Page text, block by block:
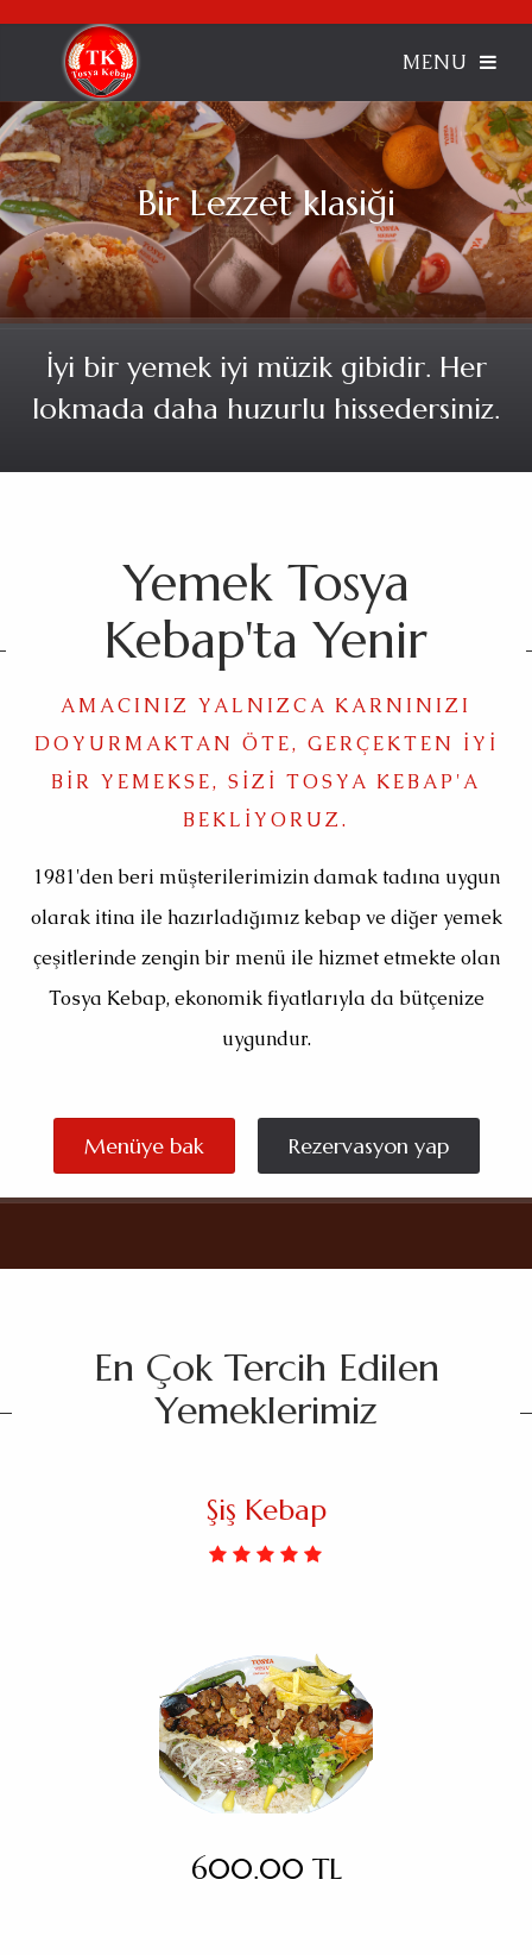
Bir Lezzet klasiği
İyi bir yemek iyi müzik gibidir. Her
lokmada daha huzurlu hissedersiniz.
Yemek Tosya
Kebap'ta Yenir
AMACINIZ YALNIZCA KARNINIZI
DOYURMAKTAN ÖTE, GERÇEKTEN IYI
BIR YEMEKSE, SIZI TOSYA KEBAP'A
BEKLIYORUZ.
1981'den beri müşterilerimizin damak tadına uygun
olarak itina ile hazırladığımız kebap ve diğer yemek
çeşitlerinde zengin bir menü ile hizmet etmekte olan
Tosya Kebap, ekonomik fiyatlarıyla da bütçenize
uygundur.
Menüye bak Rezervasyon yap
En Çok Tercih Edilen
Yemeklerimiz
Şiş Kebap
600.00 TL